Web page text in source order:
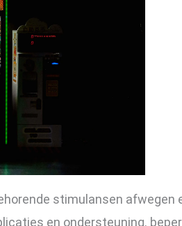
stimulansen afwegen
en ondersteuning.